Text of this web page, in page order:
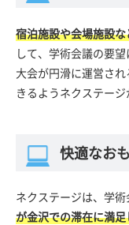
宿泊施設や会場施設
して、学術会議の要
大会が円滑に運営さ
きるようネクステージ
快適なお
ネクステージは、学術
が金沢での滞在に満